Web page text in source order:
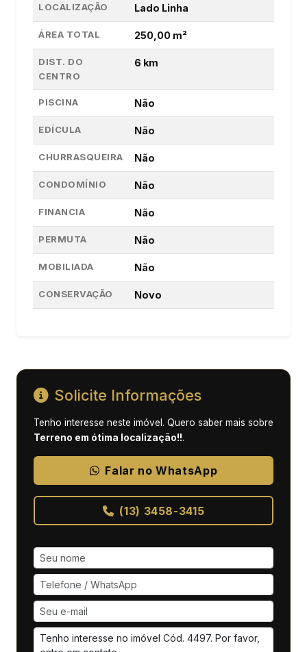
LOCALIZAÇÃO Lado Linha
ÁREA TOTAL 250,00 m²
DIST. DO
CENTRO
6 km
PISCINA Não
EDÍCULA Não
CHURRASQUEIRA Não
CONDOMÍNIO Não
FINANCIA Não
PERMUTA Não
MOBILIADA Não
CONSERVAÇÃO Novo
Solicite Informações
Tenho interesse neste imóvel. Quero saber mais sobre
Terreno em ótima localização!!.
Falar no WhatsApp
(13) 3458-3415